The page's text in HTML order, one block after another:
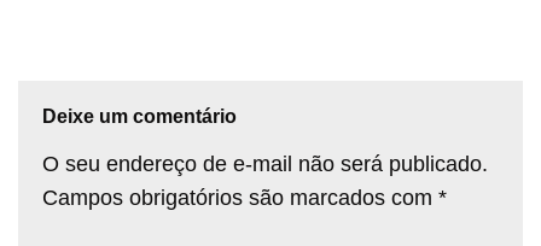
Deixe um comentário
O seu endereço de e-mail não será publicado.
Campos obrigatórios são marcados com *